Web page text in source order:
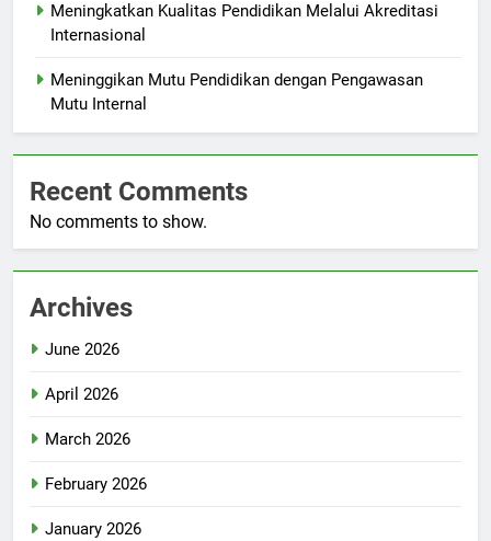
Meningkatkan Kualitas Pendidikan Melalui Akreditasi
Internasional
Meninggikan Mutu Pendidikan dengan Pengawasan
Mutu Internal
Recent Comments
No comments to show.
Archives
June 2026
April 2026
March 2026
February 2026
January 2026